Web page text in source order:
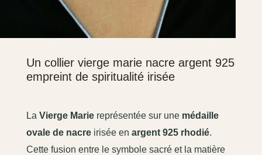
Un collier vierge marie nacre argent 925
empreint de spiritualité irisée
La Vierge Mariereprésentée sur une médaille
ovale de nacreirisée en argent 925 rhodié.
Cette fusion entre le symbole sacré et la matière